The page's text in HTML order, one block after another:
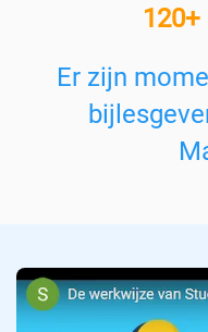
a
k
Er zijn